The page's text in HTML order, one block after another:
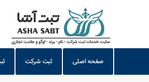
صفحه اصلی ثبت شرکت